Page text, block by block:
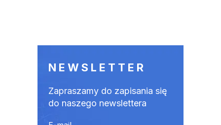
NEWSLETTER
Zapraszamy do zapisania się
do naszego newslettera